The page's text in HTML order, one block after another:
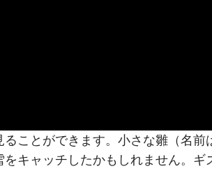
ことができます。小さな雛（名
キャッチしたかもしれません。ギ